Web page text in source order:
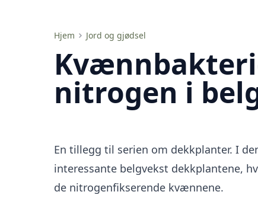
Hjem Jord og gjødsel
Kvænnbakterier som fikserer nitrogen i belgvekster
nitrogen i
En tillegg til serien om dekkplanter. I
interessante belgvekst dekkplantene,
de nitrogenfikserende kvænnene.